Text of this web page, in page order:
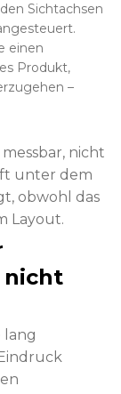
Sichtachsen
einen
Produkt,
–
nicht
unter dem
obwohl das
Layout.
nicht
lang